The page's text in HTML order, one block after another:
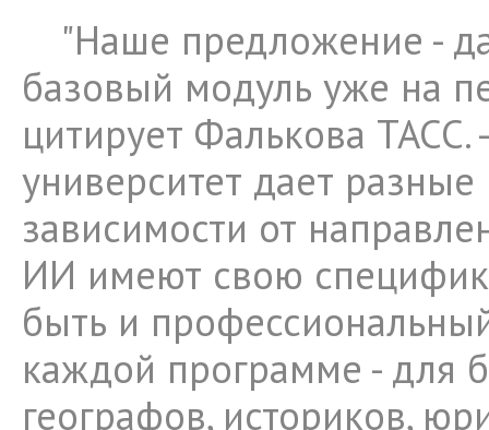
"Наше предложение -
базовый модуль уже на
цитирует Фалькова ТАСС.
университет дает
зависимости от
ИИ имеют свою
быть и
каждой программе - для
географов, историков,